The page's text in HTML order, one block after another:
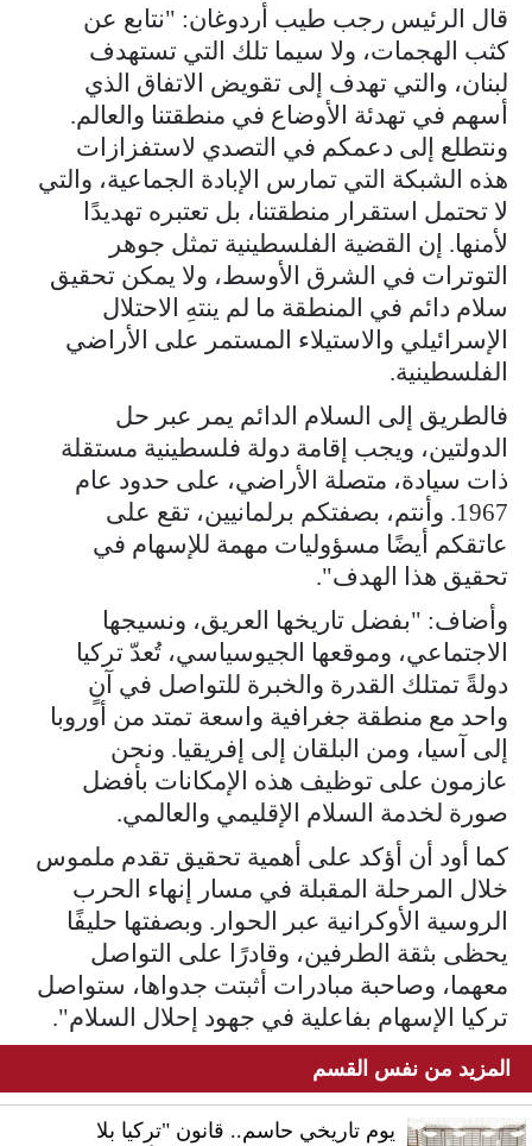
قال الرئيس رجب طيب أردوغان: "نتابع عن
كثب الهجمات، ولا سيما تلك التي تستهدف
لبنان، والتي تهدف إلى تقويض الاتفاق الذي
أسهم في تهدئة الأوضاع في منطقتنا والعالم.
ونتطلع إلى دعمكم في التصدي لاستفزازات
هذه الشبكة التي تمارس الإبادة الجماعية، والتي
لا تحتمل استقرار منطقتنا، بل تعتبره تهديدًا
لأمنها. إن القضية الفلسطينية تمثل جوهر
التوترات في الشرق الأوسط، ولا يمكن تحقيق
سلام دائم في المنطقة ما لم ينتهِ الاحتلال
الإسرائيلي والاستيلاء المستمر على الأراضي
الفلسطينية.
فالطريق إلى السلام الدائم يمر عبر حل
الدولتين، ويجب إقامة دولة فلسطينية مستقلة
ذات سيادة، متصلة الأراضي، على حدود عام
1967. وأنتم، بصفتكم برلمانيين، تقع على
عاتقكم أيضًا مسؤوليات مهمة للإسهام في
تحقيق هذا الهدف".
وأضاف: "بفضل تاريخها العريق، ونسيجها
الاجتماعي، وموقعها الجيوسياسي، تُعدّ تركيا
دولةً تمتلك القدرة والخبرة للتواصل في آنٍ
واحد مع منطقة جغرافية واسعة تمتد من أوروبا
إلى آسيا، ومن البلقان إلى إفريقيا. ونحن
عازمون على توظيف هذه الإمكانات بأفضل
صورة لخدمة السلام الإقليمي والعالمي.
كما أود أن أؤكد على أهمية تحقيق تقدم ملموس
خلال المرحلة المقبلة في مسار إنهاء الحرب
الروسية الأوكرانية عبر الحوار. وبصفتها حليفًا
يحظى بثقة الطرفين، وقادرًا على التواصل
معهما، وصاحبة مبادرات أثبتت جدواها، ستواصل
تركيا الإسهام بفاعلية في جهود إحلال السلام".
المزيد من نفس القسم
يوم تاريخي حاسم.. قانون "تركيا بلا